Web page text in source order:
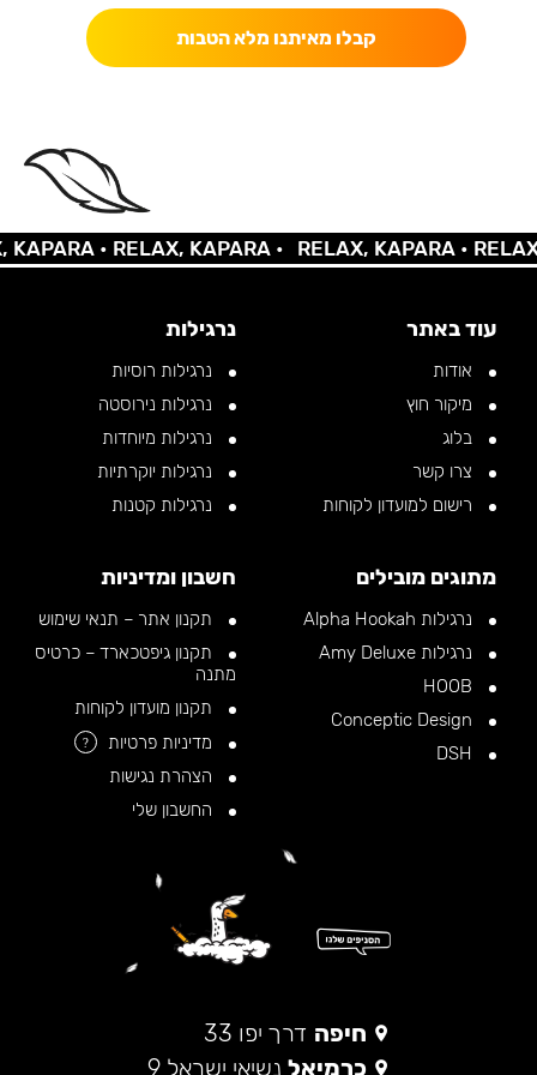
קבלו מאיתנו מלא הטבות
•RELAX, KAPARA • RELAX, KAPARA •RELAX,
עוד באתר
אודות
מיקור חוץ
בלוג
צרו קשר
רישום למועדון לקוחות
נרגילות
נרגילות רוסיות
נרגילות נירוסטה
נרגילות מיוחדות
נרגילות יוקרתיות
נרגילות קטנות
מתוגים מובילים
נרגילות Alpha Hookah
נרגילות Amy Deluxe
חשבון ומדיניות
תקנון אתר – תנאי שימוש
תקנון גיפטכארד – כרטיס
מתנה
תקנון מועדון לקוחות
מדיניות פרטיות
?
הצהרת נגישות
החשבון שלי
חיפה דרך יפו 33
כרמיאל נשיאי ישראל 9